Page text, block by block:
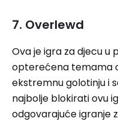
7. Overlewd
Ova je igra za djecu
opterećena temama
ekstremnu golotinju i
najbolje blokirati ovu
odgovarajuće igranje